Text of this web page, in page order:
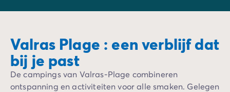
Valras Plage : een verblijf dat
bij je past
De campings van Valras-Plage combineren
ontspanning en activiteiten voor alle smaken. Gelegen